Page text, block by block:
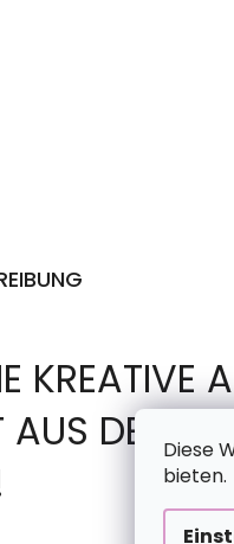
Diese
bieten.
KREATIVE
AUS DER